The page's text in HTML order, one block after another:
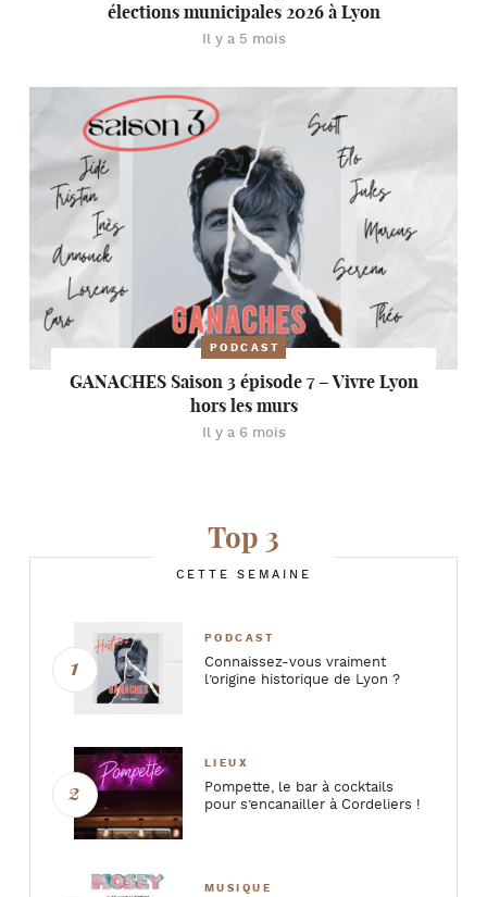
élections municipales 2026 à Lyon
Il y a 5 mois
PODCAST
GANACHES Saison 3 épisode 7 – Vivre Lyon
hors les murs
Il y a 6 mois
Top 3
CETTE SEMAINE
PODCAST
Connaissez-vous vraiment
l’origine historique de Lyon ?
LIEUX
Pompette, le bar à cocktails
pour s’encanailler à Cordeliers !
MUSIQUE